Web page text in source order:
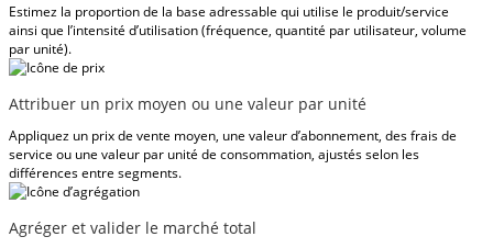
Estimez la proportion de la base adressable qui utilise le produit/service
ainsi que l’intensité d’utilisation (fréquence, quantité par utilisateur, volume
par unité).
Attribuer un prix moyen ou une valeur par unité
Appliquez un prix de vente moyen, une valeur d’abonnement, des frais de
service ou une valeur par unité de consommation, ajustés selon les
différences entre segments.
Agréger et valider le marché total